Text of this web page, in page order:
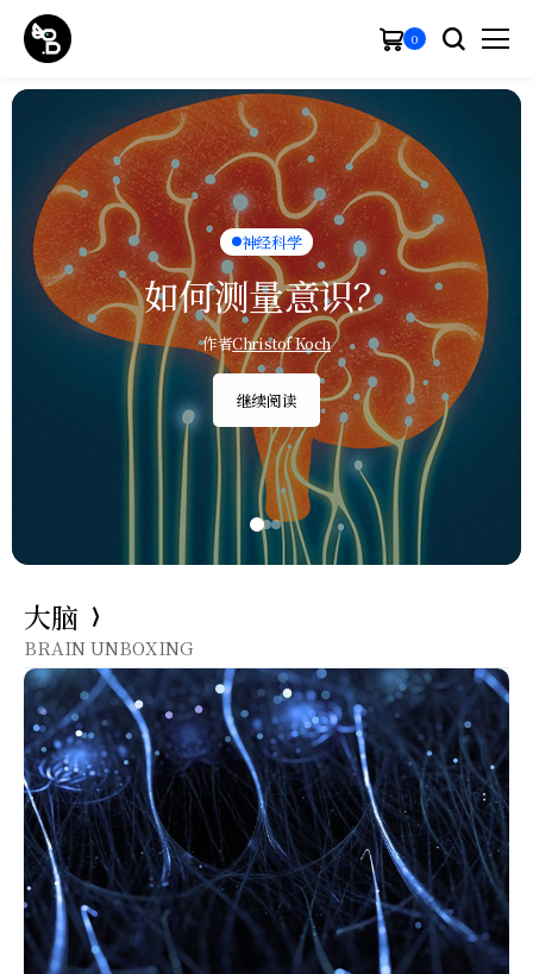
0
神经科学
神秘山巅之旅：探索意识边
界
作者Tim Bayne
神经科学
如何测量意识？
作者Christof Koch
继续阅读
人工智能
智能，不只是大脑的专利
作者DEAN BUONOMANO
继续阅读
神经科学
神秘山巅之旅：探索意识边
界
作者Tim Bayne
神经科学
如何测量意识？
作者Christof Koch
继续阅读
大脑
BRAIN UNBOXING